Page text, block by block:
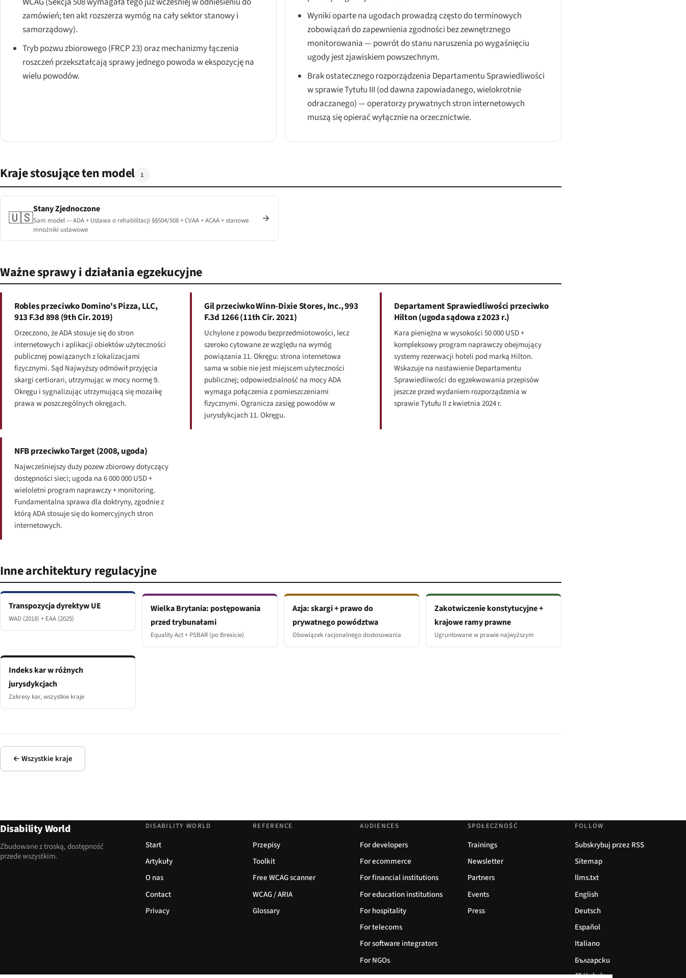
zamówień; ten akt rozszerza wymóg na cały sektor stanowy i
samorządowy).
Tryb pozwu zbiorowego (FRCP 23) oraz mechanizmy łączenia
roszczeń przekształcają sprawy jednego powoda w ekspozycję na
wielu powodów.
Wyniki oparte na ugodach prowadzą często do terminowych
zobowiązań do zapewnienia zgodności bez zewnętrznego
monitorowania — powrót do stanu naruszenia po wygaśnięciu
ugody jest zjawiskiem powszechnym.
Brak ostatecznego rozporządzenia Departamentu Sprawiedliwości
w sprawie Tytułu III (od dawna zapowiadanego, wielokrotnie
odraczanego) — operatorzy prywatnych stron internetowych
muszą się opierać wyłącznie na orzecznictwie.
Kraje stosujące ten model 1
🇺🇸
Stany Zjednoczone
Sam model — ADA + Ustawa o rehabilitacji §§504/508 + CVAA + ACAA + stanowe
mnożniki ustawowe
→
Ważne sprawy i działania egzekucyjne
Robles przeciwko Domino's Pizza, LLC,
913 F.3d 898 (9th Cir. 2019)
Orzeczono, że ADA stosuje się do stron
internetowych i aplikacji obiektów użyteczności
publicznej powiązanych z lokalizacjami
fizycznymi. Sąd Najwyższy odmówił przyjęcia
skargi certiorari, utrzymując w mocy normę 9.
Okręgu i sygnalizując utrzymującą się mozaikę
prawa w poszczególnych okręgach.
Gil przeciwko Winn-Dixie Stores, Inc., 993
F.3d 1266 (11th Cir. 2021)
Uchylone z powodu bezprzedmiotowości, lecz
szeroko cytowane ze względu na wymóg
powiązania 11. Okręgu: strona internetowa
sama w sobie nie jest miejscem użyteczności
publicznej; odpowiedzialność na mocy ADA
wymaga połączenia z pomieszczeniami
fizycznymi. Ogranicza zasięg powodów w
jurysdykcjach 11. Okręgu.
Departament Sprawiedliwości przeciwko
Hilton (ugoda sądowa z 2023 r.)
Kara pieniężna w wysokości 50 000 USD +
kompleksowy program naprawczy obejmujący
systemy rezerwacji hoteli pod marką Hilton.
Wskazuje na nastawienie Departamentu
Sprawiedliwości do egzekwowania przepisów
jeszcze przed wydaniem rozporządzenia w
sprawie Tytułu II z kwietnia 2024 r.
NFB przeciwko Target (2008, ugoda)
Najwcześniejszy duży pozew zbiorowy dotyczący
dostępności sieci; ugoda na 6 000 000 USD +
wieloletni program naprawczy + monitoring.
Fundamentalna sprawa dla doktryny, zgodnie z
którą ADA stosuje się do komercyjnych stron
internetowych.
Inne architektury regulacyjne
Transpozycja dyrektyw UE
WAD (2018) + EAA (2025)
Wielka Brytania: postępowania
przed trybunałami
Equality Act + PSBAR (po Brexicie)
Azja: skargi + prawo do
prywatnego powództwa
Obowiązek racjonalnego dostosowania
Zakotwiczenie konstytucyjne +
krajowe ramy prawne
Ugruntowane w prawie najwyższym
Indeks kar w różnych
jurysdykcjach
Zakresy kar, wszystkie kraje
← Wszystkie kraje
Disability World
Zbudowane z troską, dostępność
przede wszystkim.
DISABILITY WORLD
Start
Artykuły
O nas
Contact
Privacy
REFERENCE
Przepisy
Toolkit
Free WCAG scanner
WCAG / ARIA
Glossary
AUDIENCES
For developers
For ecommerce
For financial institutions
For education institutions
For hospitality
For telecoms
For software integrators
For NGOs
SPOŁECZNOŚĆ
Trainings
Newsletter
Partners
Events
Press
FOLLOW
Subskrybuj przez RSS
Sitemap
llms.txt
English
Deutsch
Español
Italiano
Български